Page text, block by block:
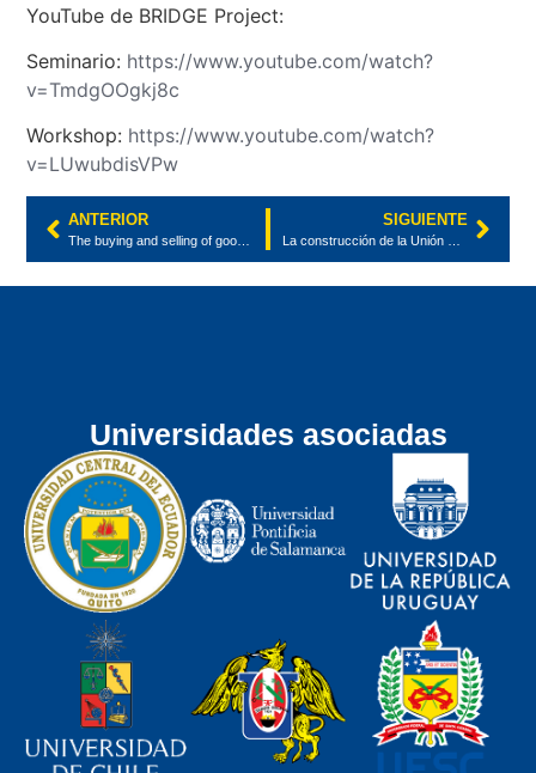
YouTube de BRIDGE Project:
Seminario: https://www.youtube.com/watch?
v=TmdgOOgkj8c
Workshop: https://www.youtube.com/watch?
v=LUwubdisVPw
ANTERIOR SIGUIENTE
Universidades asociadas